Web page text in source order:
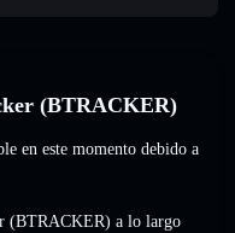
(BTRACKER)
en este momento debido a
(BTRACKER) a lo largo